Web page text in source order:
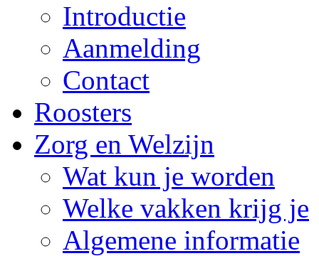
Introductie
Aanmelding
Contact
Roosters
Zorg en Welzijn
Wat kun je worden
Welke vakken krijg je
Algemene informatie